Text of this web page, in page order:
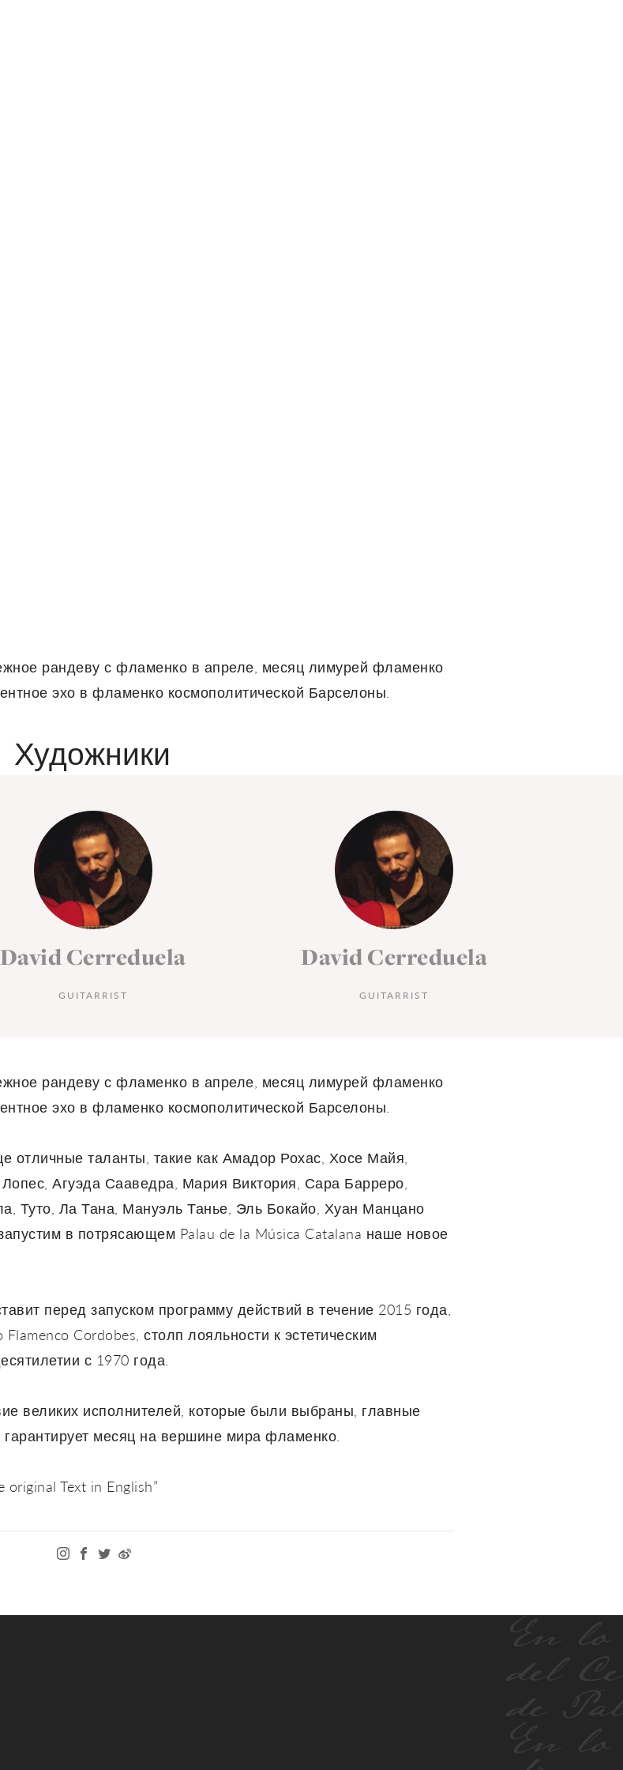
рандеву с фламенко в апреле, месяц лимурей фламенко
эхо в фламенко космополитической Барселоны.
Художники
David Cerreduela
GUITARRIST
David Cerreduela
GUITARRIST
рандеву с фламенко в апреле, месяц лимурей фламенко
эхо в фламенко космополитической Барселоны.
отличные таланты, такие как Амадор Рохас, Хосе Майя,
Агуэда Сааведра, Мария Виктория, Сара Барреро,
Туто, Ла Тана, Мануэль Танье, Эль Бокайо, Хуан Манцано
в потрясающем Palau de la Música Catalana наше новое
перед запуском программу действий в течение 2015 года,
Cordobes, столп лояльности к эстетическим
с 1970 года.
великих исполнителей, которые были выбраны, главные
месяц на вершине мира фламенко.
original Text in English”